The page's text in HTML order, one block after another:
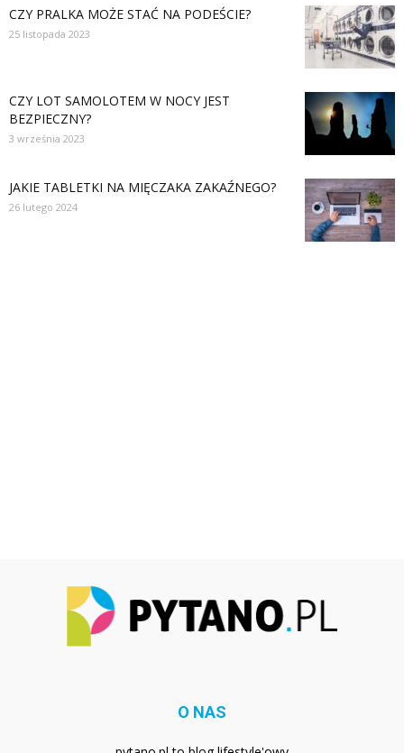
CZY PRALKA MOŻE STAĆ NA PODEŚCIE?
25 listopada 2023
CZY LOT SAMOLOTEM W NOCY JEST
BEZPIECZNY?
3 września 2023
JAKIE TABLETKI NA MIĘCZAKA ZAKAŹNEGO?
26 lutego 2024
O NAS